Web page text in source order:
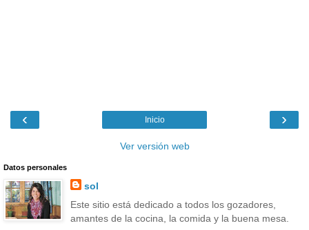
‹ ›
Inicio
Ver versión web
Datos personales
sol
Este sitio está dedicado a todos los gozadores,
amantes de la cocina, la comida y la buena mesa.